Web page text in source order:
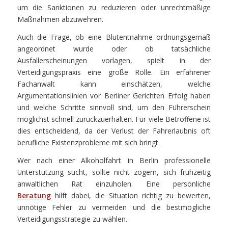
um die Sanktionen zu reduzieren oder unrechtmäßige
Maßnahmen abzuwehren.
Auch die Frage, ob eine Blutentnahme ordnungsgemäß
angeordnet wurde oder ob tatsächliche
Ausfallerscheinungen vorlagen, spielt in der
Verteidigungspraxis eine große Rolle. Ein erfahrener
Fachanwalt kann einschätzen, welche
Argumentationslinien vor Berliner Gerichten Erfolg haben
und welche Schritte sinnvoll sind, um den Führerschein
möglichst schnell zurückzuerhalten. Für viele Betroffene ist
dies entscheidend, da der Verlust der Fahrerlaubnis oft
berufliche Existenzprobleme mit sich bringt.
Wer nach einer Alkoholfahrt in Berlin professionelle
Unterstützung sucht, sollte nicht zögern, sich frühzeitig
anwaltlichen Rat einzuholen. Eine persönliche
Beratunghilft dabei, die Situation richtig zu bewerten,
unnötige Fehler zu vermeiden und die bestmögliche
Verteidigungsstrategie zu wählen.